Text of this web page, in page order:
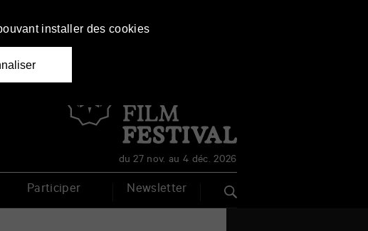
du 27 nov. au 4 déc. 2026
Participer Newsletter
installer des cookies